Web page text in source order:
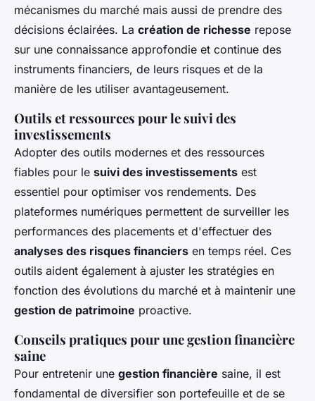
mécanismes du marché mais aussi de prendre des
décisions éclairées. La création de richesse repose
sur une connaissance approfondie et continue des
instruments financiers, de leurs risques et de la
manière de les utiliser avantageusement.
Outils et ressources pour le suivi des
investissements
Adopter des outils modernes et des ressources
fiables pour le suivi des investissements est
essentiel pour optimiser vos rendements. Des
plateformes numériques permettent de surveiller les
performances des placements et d'effectuer des
analyses des risques financiers en temps réel. Ces
outils aident également à ajuster les stratégies en
fonction des évolutions du marché et à maintenir une
gestion de patrimoine proactive.
Conseils pratiques pour une gestion financière
saine
Pour entretenir une gestion financière saine, il est
fondamental de diversifier son portefeuille et de se